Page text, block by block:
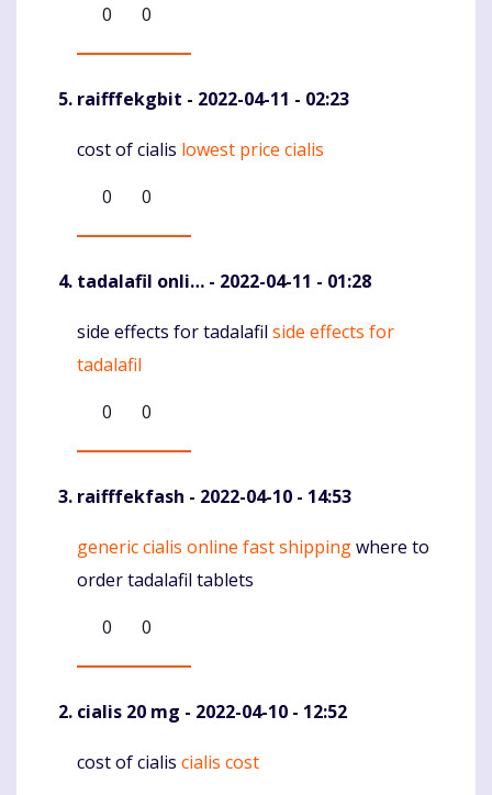
0
0
raifffekgbit - 2022-04-11 - 02:23
Komentaras
cost of cialis lowest price cialis
0
0
tadalafil onli… - 2022-04-11 - 01:28
Komentaras
side effects for tadalafil side effects for
tadalafil
0
0
raifffekfash - 2022-04-10 - 14:53
Komentaras
generic cialis online fast shippingwhere to
order tadalafil tablets
0
0
cialis 20 mg - 2022-04-10 - 12:52
Komentaras
cost of cialis cialis cost